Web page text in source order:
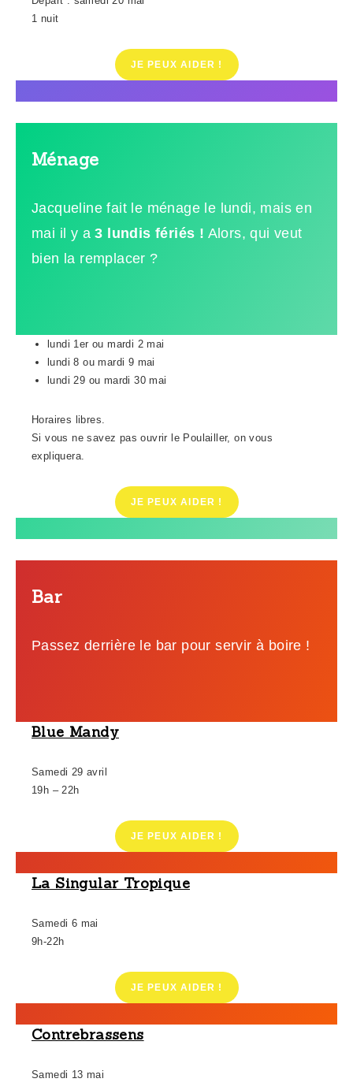
1 nuit
JE PEUX AIDER !
Ménage
Jacqueline fait le ménage le lundi, mais en
mai il y a3 lundis fériés ! Alors, qui veut
bien la remplacer ?
lundi 1er ou mardi 2 mai
lundi 8 ou mardi 9 mai
lundi 29 ou mardi 30 mai
Horaires libres.
Si vous ne savez pas ouvrir le Poulailler, on vous
expliquera.
JE PEUX AIDER !
Bar
Passez derrière le bar pour servir à boire !
Blue Mandy
Samedi 29 avril
19h – 22h
JE PEUX AIDER !
La Singular Tropique
Samedi 6 mai
9h-22h
JE PEUX AIDER !
Contrebrassens
Samedi 13 mai